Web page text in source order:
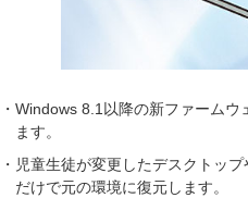
・Windows 8.1以降の新ファーム
ます。
・児童生徒が変更したデスクトッ
だけで元の環境に復元します。